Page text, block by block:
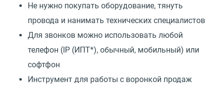
Не нужно покупать оборудование, тянуть
провода и нанимать технических специалистов
Для звонков можно использовать любой
телефон ( IP (ИПТ*), обычный, мобильный) или
софтфон
Инструмент для работы с воронкой продаж